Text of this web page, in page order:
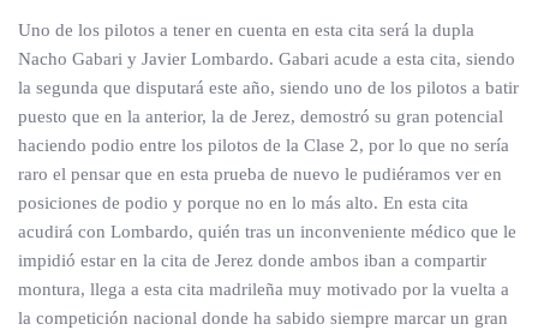
Uno de los pilotos a tener en cuenta en esta cita será la dupla
Nacho Gabari y Javier Lombardo. Gabari acude a esta cita, siendo
la segunda que disputará este año, siendo uno de los pilotos a batir
puesto que en la anterior, la de Jerez, demostró su gran potencial
haciendo podio entre los pilotos de la Clase 2, por lo que no sería
raro el pensar que en esta prueba de nuevo le pudiéramos ver en
posiciones de podio y porque no en lo más alto. En esta cita
acudirá con Lombardo, quién tras un inconveniente médico que le
impidió estar en la cita de Jerez donde ambos iban a compartir
montura, llega a esta cita madrileña muy motivado por la vuelta a
la competición nacional donde ha sabido siempre marcar un gran